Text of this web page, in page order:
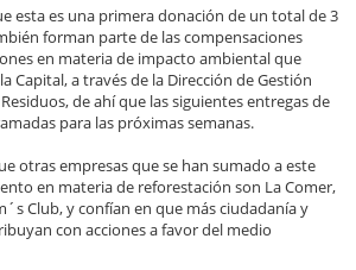
esta es una primera donación de un total de 3
forman parte de las compensaciones
en materia de impacto ambiental que
Capital, a través de la Dirección de Gestión
de ahí que las siguientes entregas de
para las próximas semanas.
otras empresas que se han sumado a este
en materia de reforestación son La Comer,
Club, y confían en que más ciudadanía y
con acciones a favor del medio